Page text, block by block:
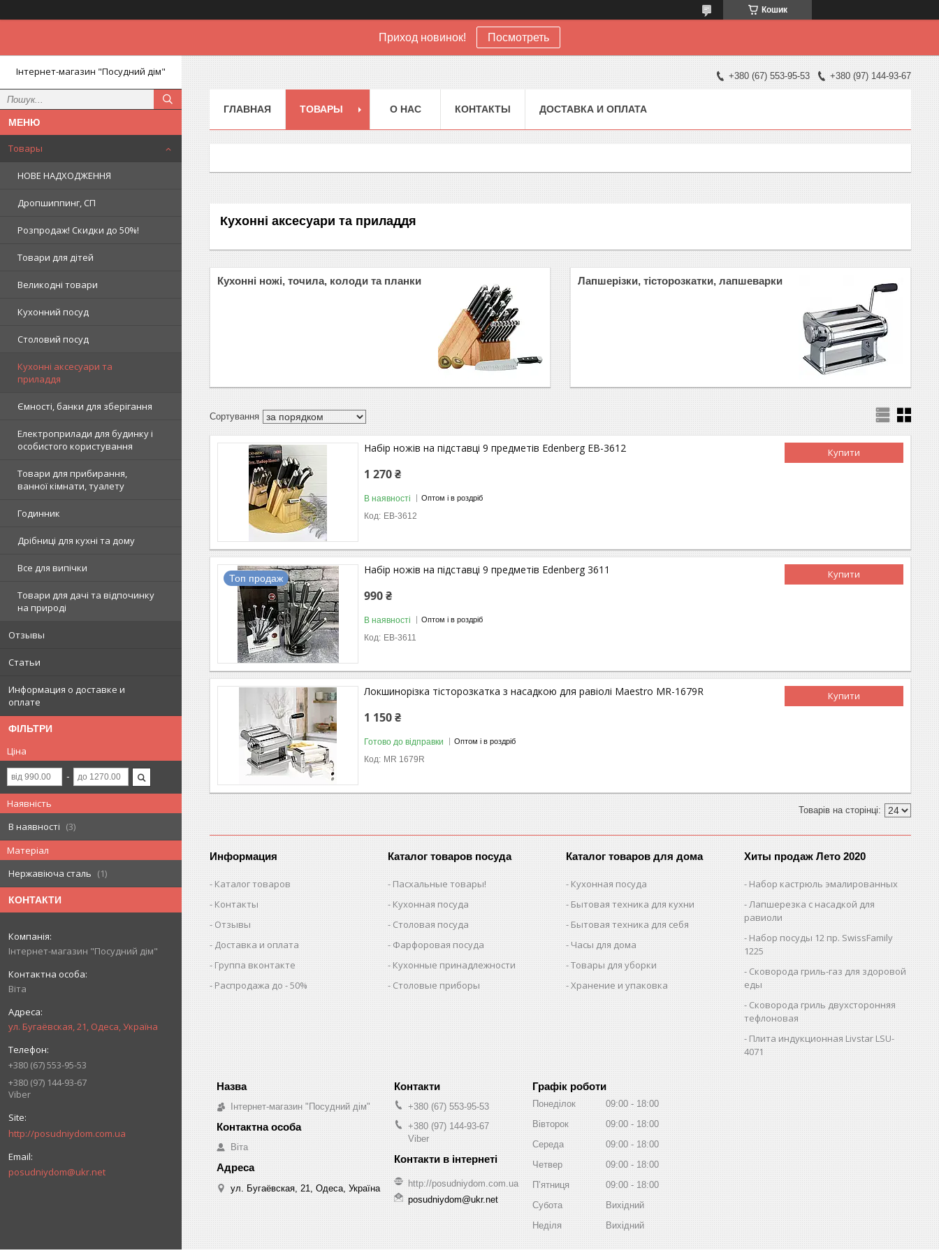
Кошик
Приход новинок! Посмотреть
Інтернет-магазин "Посудний дім"
Товары
НОВЕ НАДХОДЖЕННЯ
Дропшиппинг, СП
Розпродаж! Скидки до 50%!
Товари для дітей
Великодні товари
Кухонний посуд
Столовий посуд
Кухонні аксесуари та
приладдя
Ємності, банки для зберігання
Електроприлади для будинку і
особистого користування
Товари для прибирання,
ванної кімнати, туалету
Годинник
Дрібниці для кухні та дому
Все для випічки
Товари для дачі та відпочинку
на природі
Отзывы
Статьи
Информация о доставке и
оплате
ФІЛЬТРИ
Ціна
Наявність
В наявності
3
Матеріал
Нержавіюча сталь
1
КОНТАКТИ
Інтернет-магазин "Посудний дім"
Віта
ул. Бугаёвская, 21, Одеса, Україна
+380 (67) 553-95-53
+380 (97) 144-93-67
Viber
http://posudniydom.com.ua
posudniydom@ukr.net
+380 (67) 553-95-53 +380 (97) 144-93-67
ГЛАВНАЯ ТОВАРЫ О НАС КОНТАКТЫ ДОСТАВКА И ОПЛАТА
Кухонні аксесуари та приладдя
Кухонні ножі, точила, колоди та планки Лапшерізки, тісторозкатки, лапшеварки
Купити
Набір ножів на підставці 9 предметів Edenberg EB-3612
1 270 ₴
В наявності Оптом і в роздріб
EB-3612
Топ продаж Купити
Набір ножів на підставці 9 предметів Edenberg 3611
990 ₴
В наявності Оптом і в роздріб
EB-3611
Купити
Локшинорізка тісторозкатка з насадкою для равіолі Maestro MR-1679R
1 150 ₴
Готово до відправки Оптом і в роздріб
MR 1679R
Информация
Каталог товаров
Контакты
Отзывы
Доставка и оплата
Группа вконтакте
Распродажа до - 50%
Каталог товаров посуда
Пасхальные товары!
Кухонная посуда
Столовая посуда
Фарфоровая посуда
Кухонные принадлежности
Столовые приборы
Каталог товаров для дома
Кухонная посуда
Бытовая техника для кухни
Бытовая техника для себя
Часы для дома
Товары для уборки
Хранение и упаковка
Хиты продаж Лето 2020
Набор кастрюль эмалированных
Лапшерезка с насадкой для
равиоли
Набор посуды 12 пр. SwissFamily
1225
Сковорода гриль-газ для здоровой
еды
Сковорода гриль двухсторонняя
тефлоновая
Плита индукционная Livstar LSU-
4071
Інтернет-магазин "Посудний дім"
Віта
ул. Бугаёвская, 21, Одеса, Україна
+380 (67) 553-95-53
+380 (97) 144-93-67
Viber
http://posudniydom.com.ua
posudniydom@ukr.net
Графік роботи
Понеділок 09:00
18:00
Вівторок
09:00
18:00
Середа
09:00
18:00
Четвер
09:00
18:00
Пʼятниця
09:00
18:00
Субота
Вихідний
Неділя
Вихідний